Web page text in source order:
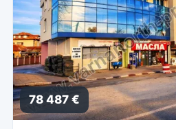
78 487 €